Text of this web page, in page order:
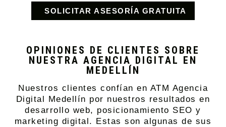
SOLICITAR ASESORÍA GRATUITA
OPINIONES DE CLIENTES SOBRE
NUESTRA AGENCIA DIGITAL EN
MEDELLÍN
Nuestros clientes confían en ATM Agencia
Digital Medellín por nuestros resultados en
desarrollo web, posicionamiento SEO y
marketing digital. Estas son algunas de sus